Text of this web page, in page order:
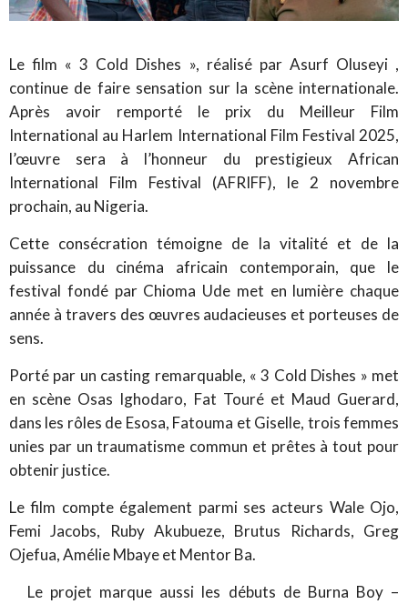
Le film « 3 Cold Dishes », réalisé par Asurf Oluseyi ,
continue de faire sensation sur la scène internationale.
Après avoir remporté le prix du Meilleur Film
International au Harlem International Film Festival 2025,
l’œuvre sera à l’honneur du prestigieux African
International Film Festival (AFRIFF), le 2 novembre
prochain, au Nigeria.
Cette consécration témoigne de la vitalité et de la
puissance du cinéma africain contemporain, que le
festival fondé par Chioma Ude met en lumière chaque
année à travers des œuvres audacieuses et porteuses de
sens.
Porté par un casting remarquable, « 3 Cold Dishes » met
en scène Osas Ighodaro, Fat Touré et Maud Guerard,
dans les rôles de Esosa, Fatouma et Giselle, trois femmes
unies par un traumatisme commun et prêtes à tout pour
obtenir justice.
Le film compte également parmi ses acteurs Wale Ojo,
Femi Jacobs, Ruby Akubueze, Brutus Richards, Greg
Ojefua, Amélie Mbaye et Mentor Ba.
Le projet marque aussi les débuts de Burna Boy –